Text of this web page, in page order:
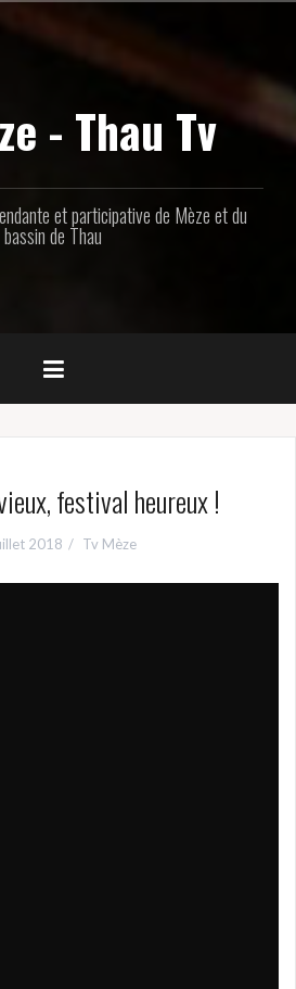
- Thau Tv
et participative de Mèze et du
bassin de Thau
festival heureux !
2018 Tv Mèze